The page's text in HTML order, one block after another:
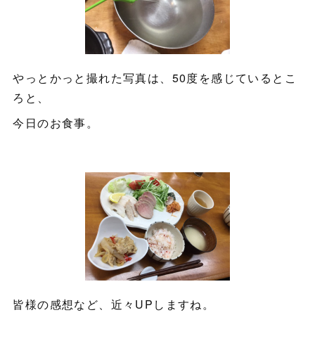
やっとかっと撮れた写真は、50度を感じているとこ
ろと、
今日のお食事。
皆様の感想など、近々UPしますね。